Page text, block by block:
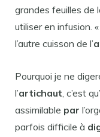
grandes feuilles de
utiliser en infusion.
l’autre cuisson de l’
Pourquoi je ne
l’artichaut, c’est
assimilable par
parfois difficile à